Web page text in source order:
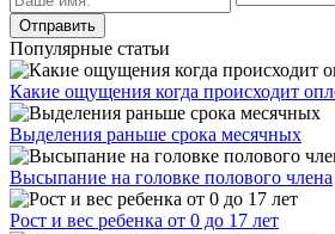
Популярные статьи
Какие ощущения когда происходит
Выделения раньше срока месячных
Высыпание на головке полового члена
Рост и вес ребенка от 0 до 17 лет